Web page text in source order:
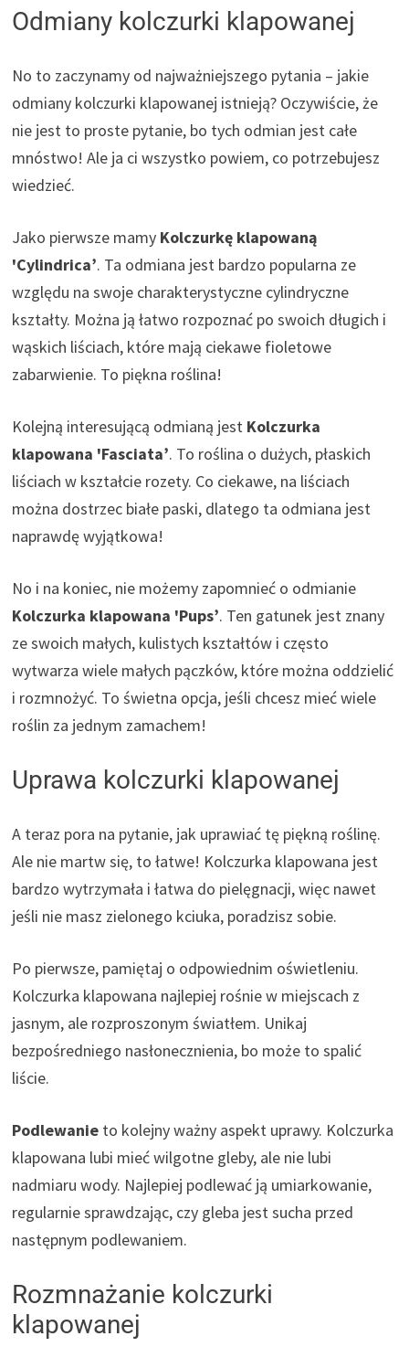
Odmiany kolczurki klapowanej
No to zaczynamy od najważniejszego pytania – jakie
odmiany kolczurki klapowanej istnieją? Oczywiście, że
nie jest to proste pytanie, bo tych odmian jest całe
mnóstwo! Ale ja ci wszystko powiem, co potrzebujesz
wiedzieć.
Jako pierwsze mamy Kolczurkę klapowaną
'Cylindrica’. Ta odmiana jest bardzo popularna ze
względu na swoje charakterystyczne cylindryczne
kształty. Można ją łatwo rozpoznać po swoich długich i
wąskich liściach, które mają ciekawe fioletowe
zabarwienie. To piękna roślina!
Kolejną interesującą odmianą jest Kolczurka
klapowana 'Fasciata’. To roślina o dużych, płaskich
liściach w kształcie rozety. Co ciekawe, na liściach
można dostrzec białe paski, dlatego ta odmiana jest
naprawdę wyjątkowa!
No i na koniec, nie możemy zapomnieć o odmianie
Kolczurka klapowana 'Pups’. Ten gatunek jest znany
ze swoich małych, kulistych kształtów i często
wytwarza wiele małych pączków, które można oddzielić
i rozmnożyć. To świetna opcja, jeśli chcesz mieć wiele
roślin za jednym zamachem!
Uprawa kolczurki klapowanej
A teraz pora na pytanie, jak uprawiać tę piękną roślinę.
Ale nie martw się, to łatwe! Kolczurka klapowana jest
bardzo wytrzymała i łatwa do pielęgnacji, więc nawet
jeśli nie masz zielonego kciuka, poradzisz sobie.
Po pierwsze, pamiętaj o odpowiednim oświetleniu.
Kolczurka klapowana najlepiej rośnie w miejscach z
jasnym, ale rozproszonym światłem. Unikaj
bezpośredniego nasłonecznienia, bo może to spalić
liście.
Podlewanie to kolejny ważny aspekt uprawy. Kolczurka
klapowana lubi mieć wilgotne gleby, ale nie lubi
nadmiaru wody. Najlepiej podlewać ją umiarkowanie,
regularnie sprawdzając, czy gleba jest sucha przed
następnym podlewaniem.
Rozmnażanie kolczurki
klapowanej